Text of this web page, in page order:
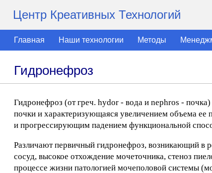
Центр Креативных Технологий
Главная Наши технологии Методы
Гидронефроз
Гидронефроз (от греч. hydor - вода и nephros -
почки и характеризующаяся увеличением объема
и прогрессирующим падением функциональной
Различают первичный гидронефроз, возникающий в
сосуд, высокое отхождение мочеточника, стеноз
процессе жизни патологией мочеполовой системы